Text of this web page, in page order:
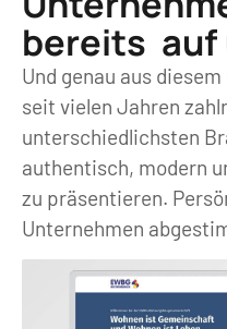
bereits auf
Und genau aus
seit vielen Jahren
unterschiedlichsten
authentisch, modern
zu präsentieren.
Unternehmen